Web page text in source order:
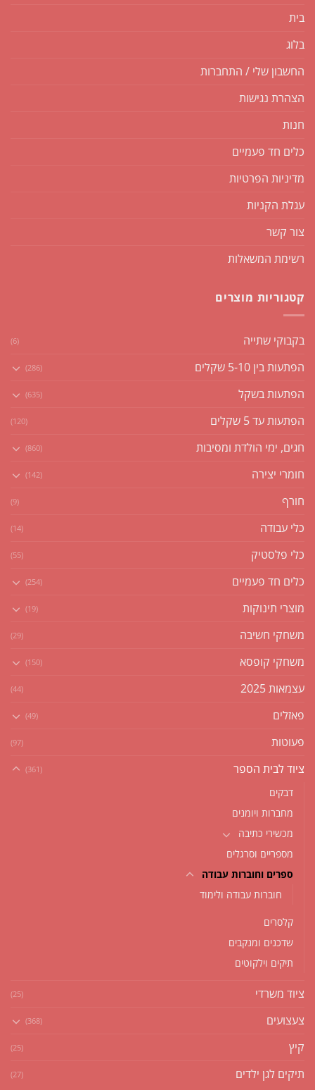
בית
בלוג
החשבון שלי / התחברות
הצהרת נגישות
חנות
כלים חד פעמיים
מדיניות הפרטיות
עגלת הקניות
צור קשר
רשימת המשאלות
קטגוריות מוצרים
בקבוקי שתייה (6)
הפתעות בין 5-10 שקלים (286)
הפתעות בשקל (635)
הפתעות עד 5 שקלים (120)
חגים, ימי הולדת ומסיבות (860)
חומרי יצירה (142)
חורף (9)
כלי עבודה (14)
כלי פלסטיק (55)
כלים חד פעמיים (254)
מוצרי תינוקות (19)
משחקי חשיבה (29)
משחקי קופסא (150)
עצמאות 2025 (44)
פאזלים (49)
פעוטות (97)
ציוד לבית הספר (361)
דבקים
מחברות ויומנים
מכשירי כתיבה
מספריים וסרגלים
ספרים וחוברות עבודה
חוברות עבודה ולימוד
קלסרים
שדכנים ומנקבים
תיקים וילקוטים
ציוד משרדי (25)
צעצועים (368)
קיץ (25)
תיקים לגן ילדים (27)